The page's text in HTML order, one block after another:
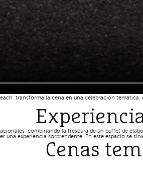
transforma la cena en una celebración
combinando la frescura de un buffet de
una experiencia sorprendente. En este espacio se
Cenas